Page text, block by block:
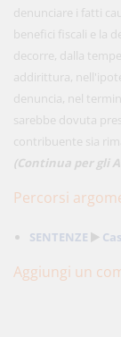
denunciare i fatti
benefici fiscali e la
decorre, dalla
addirittura,
denuncia, nel
sarebbe dovuta
contribuente sia
(Continua per gli
Percorsi
SENTENZE
Aggiungi un